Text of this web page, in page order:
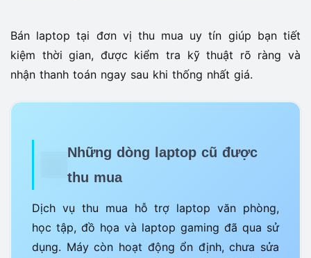
Bán laptop tại đơn vị thu mua uy tín giúp bạn tiết
kiệm thời gian, được kiểm tra kỹ thuật rõ ràng và
nhận thanh toán ngay sau khi thống nhất giá.
Những dòng laptop cũ được
thu mua
Dịch vụ thu mua hỗ trợ laptop văn phòng,
học tập, đồ họa và laptop gaming đã qua sử
dụng. Máy còn hoạt động ổn định, chưa sửa